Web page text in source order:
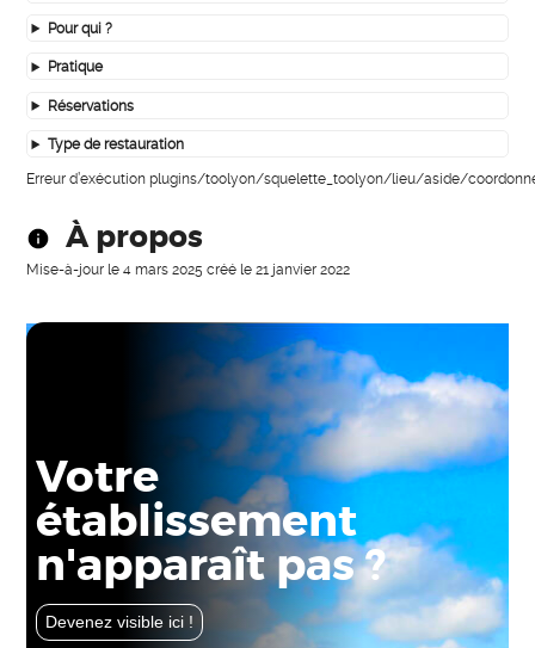
Pour qui ?
Pratique
Réservations
Type de restauration
Erreur d’exécution plugins/toolyon/squelette_toolyon/lieu/aside/
À propos
Mise-à-jour le4 mars 2025 créé le21 janvier 2022
Votre
établissement
n'apparaît pas ?
Devenez visible ici !